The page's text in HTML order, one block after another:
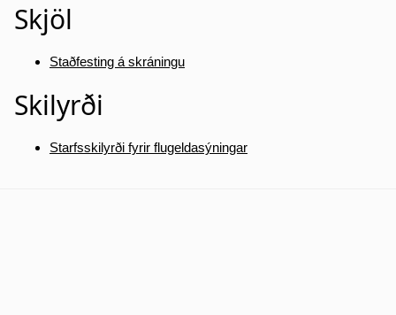
Skjöl
Staðfesting á skráningu
Skilyrði
Starfsskilyrði fyrir flugeldasýningar